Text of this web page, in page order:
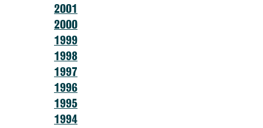
2001
2000
1999
1998
1997
1996
1995
1994